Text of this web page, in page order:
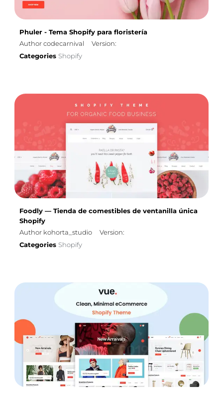
Phuler - Tema Shopify para floristería
Author codecarnival
Version:
Categories Shopify
Foodly — Tienda de comestibles de ventanilla única
Shopify
Author kohorta_studio
Version:
Categories Shopify